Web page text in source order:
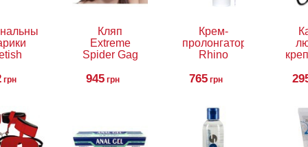
Balls
грн
Кляп
Extreme
Spider Gag
945 грн
Крем-
пролонгатор
Rhino
765 грн